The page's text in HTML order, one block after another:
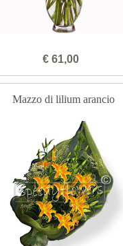
€ 61,00
Mazzo di lilium arancio